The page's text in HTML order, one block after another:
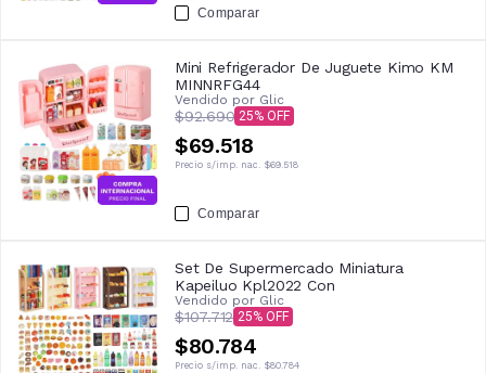
Comparar
Mini Refrigerador De Juguete Kimo KM
MINNRFG44
Vendido por Glic
$92.690 25
$69.518
Precio s/imp. nac. $69.518
Comparar
Set De Supermercado Miniatura
Kapeiluo Kpl2022 Con
Vendido por Glic
$107.712 25
$80.784
Precio s/imp. nac. $80.784